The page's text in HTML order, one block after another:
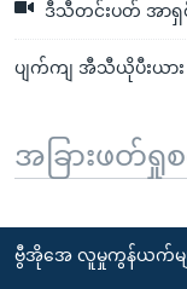
ဒီသီတင်းပတ် အာရှစီ
ပျက်ကျ အီသီယိုပီးယား
အခြားဖတ်ရှုစ
ဗွီအိုအေ လူမှုကွန်ယက်မျ